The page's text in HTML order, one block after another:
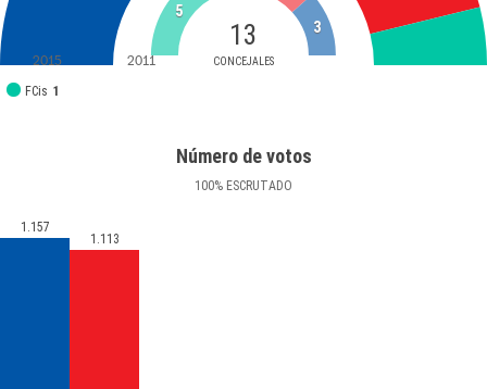
13
CONCEJALES
FCis 1
5
3
2015 2011
Número de votos
100% ESCRUTADO
1.157
1.113